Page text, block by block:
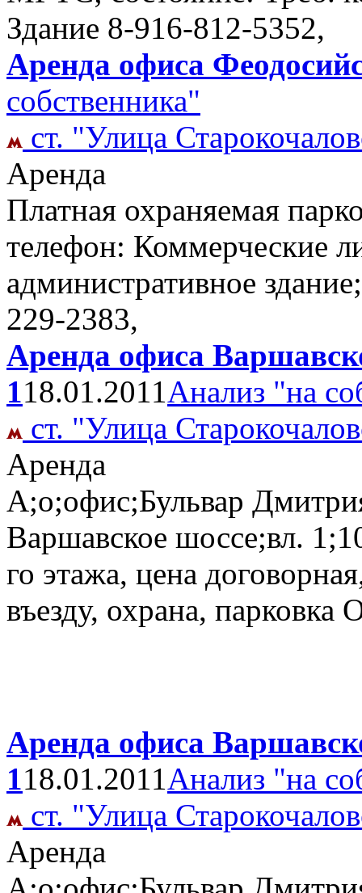
Здание 8-916-812-5352,
Аренда офиса
собственника"
ст. "Улица
Аренда
Платная охраняемая
телефон: Коммерческие
административное
229-2383,
Аренда офиса
118.01.2011Анализ "на
ст. "Улица
Аренда
А;о;офис;Бульвар
Варшавское шоссе;вл.
го этажа, цена
въезду, охрана, парковка
Аренда офиса
118.01.2011Анализ "на
ст. "Улица
Аренда